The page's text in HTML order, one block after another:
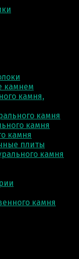
камнем
камня,
камня
камня
камня
плиты
камня
камня